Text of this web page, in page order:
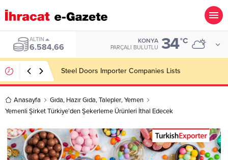
ALTIN
6.584,66
KONYA
PARÇALI BULUTLU 34°C
Steel Doors Importer Companies Lists
Anasayfa Gıda, Hazır Gıda,Talepler,Yemen
Yemenli Şirket Türkiye’den Şekerleme Ürünleri İthal Edecek